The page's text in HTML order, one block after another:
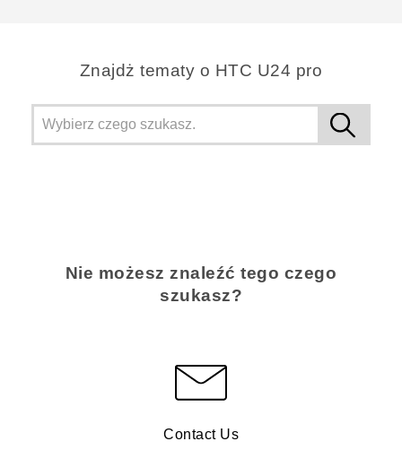
Znajdż tematy o HTC U24 pro
Nie możesz znaleźć tego czego
szukasz?
Contact Us